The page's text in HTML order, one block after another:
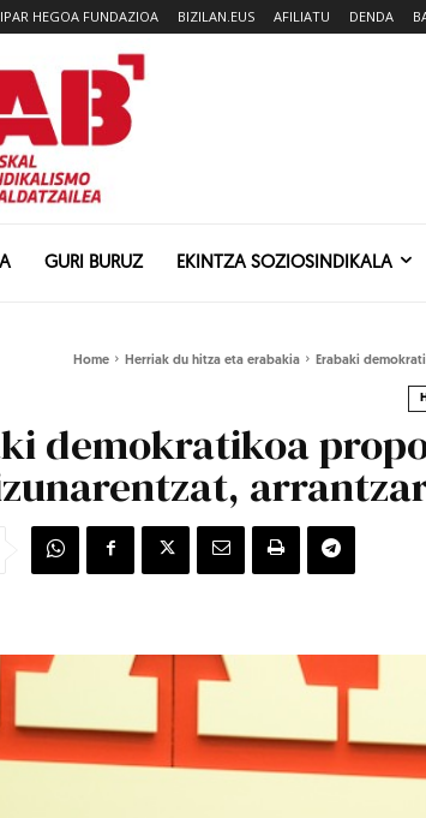
IPAR HEGOA FUNDAZIOA BIZILAN.EUS AFILIATU DENDA
GURI BURUZ EKINTZA SOZIOSINDIKALA
Home Herriak du hitza eta erabakia Erabaki
demokratikoa